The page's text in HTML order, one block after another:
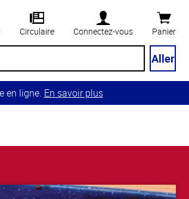
Circulaire Connectez-vous Panier
Aller
en ligne. En savoir plus